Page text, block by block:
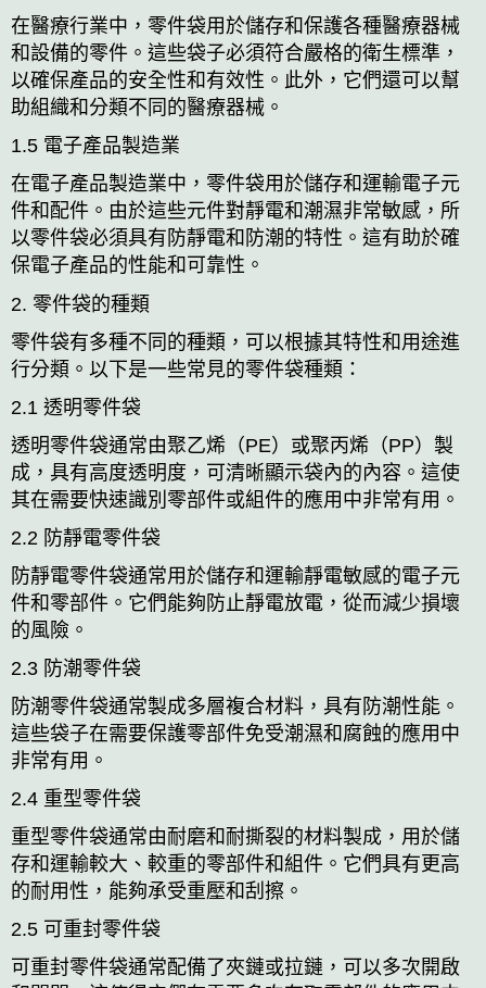
在醫療行業中，零件袋用於儲存和保護各種醫療器械
和設備的零件。這些袋子必須符合嚴格的衛生標準，
以確保產品的安全性和有效性。此外，它們還可以幫
助組織和分類不同的醫療器械。
1.5 電子產品製造業
在電子產品製造業中，零件袋用於儲存和運輸電子元
件和配件。由於這些元件對靜電和潮濕非常敏感，所
以零件袋必須具有防靜電和防潮的特性。這有助於確
保電子產品的性能和可靠性。
2. 零件袋的種類
零件袋有多種不同的種類，可以根據其特性和用途進
行分類。以下是一些常見的零件袋種類：
2.1 透明零件袋
透明零件袋通常由聚乙烯（PE）或聚丙烯（PP）製
成，具有高度透明度，可清晰顯示袋內的內容。這使
其在需要快速識別零部件或組件的應用中非常有用。
2.2 防靜電零件袋
防靜電零件袋通常用於儲存和運輸靜電敏感的電子元
件和零部件。它們能夠防止靜電放電，從而減少損壞
的風險。
2.3 防潮零件袋
防潮零件袋通常製成多層複合材料，具有防潮性能。
這些袋子在需要保護零部件免受潮濕和腐蝕的應用中
非常有用。
2.4 重型零件袋
重型零件袋通常由耐磨和耐撕裂的材料製成，用於儲
存和運輸較大、較重的零部件和組件。它們具有更高
的耐用性，能夠承受重壓和刮擦。
2.5 可重封零件袋
可重封零件袋通常配備了夾鏈或拉鏈，可以多次開啟